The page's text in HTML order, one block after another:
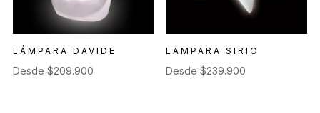
LÁMPARA DAVIDE
Desde $209.900
LÁMPARA SIRIO
Desde$239.900